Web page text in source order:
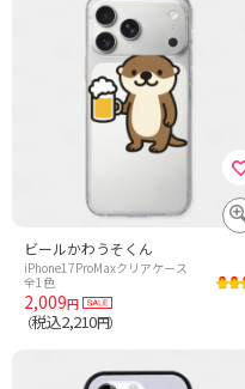
ビールかわうそくん
iPhone17ProMaxクリアケース
全1色
2,009円
（税込2,210円）